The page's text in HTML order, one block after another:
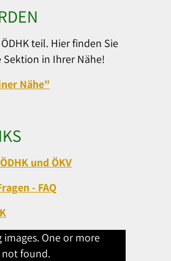
teil. Hier finden Sie
in Ihrer Nähe!
Nähe"
und ÖKV
- FAQ
images. One or more
not found.